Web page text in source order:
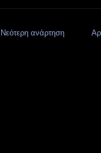
Νεότερη ανάρτηση